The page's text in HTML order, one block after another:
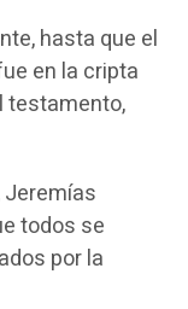
hasta que el
en la cripta
testamento,
Jeremías
todos se
por la